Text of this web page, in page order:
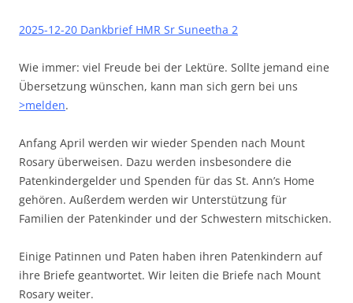
2025-12-20 Dankbrief HMR Sr Suneetha 2
Wie immer: viel Freude bei der Lektüre. Sollte jemand eine
Übersetzung wünschen, kann man sich gern bei uns
>melden.
Anfang April werden wir wieder Spenden nach Mount
Rosary überweisen. Dazu werden insbesondere die
Patenkindergelder und Spenden für das St. Ann’s Home
gehören. Außerdem werden wir Unterstützung für
Familien der Patenkinder und der Schwestern mitschicken.
Einige Patinnen und Paten haben ihren Patenkindern auf
ihre Briefe geantwortet. Wir leiten die Briefe nach Mount
Rosary weiter.